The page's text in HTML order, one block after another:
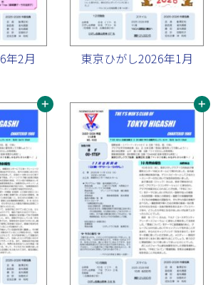
年2月 東京ひがし2026年1月